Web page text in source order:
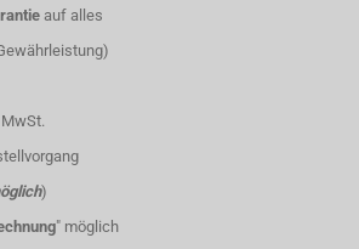
auf alles
)
" möglich